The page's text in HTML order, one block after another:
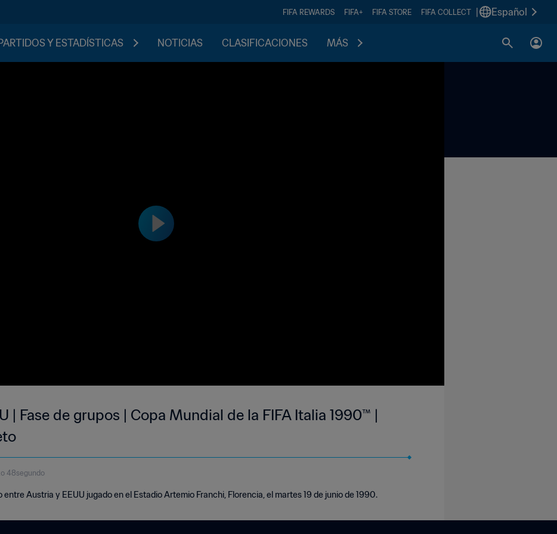
FIFA REWARDS FIFA+ FIFA STORE FIFA COLLECT Español
PARTIDOS Y ESTADÍSTICAS NOTICIAS CLASIFICACIONES MÁS
| Fase de grupos | Copa Mundial de la FIFA Italia 1990™ |
48segundo
Austria y EEUU jugado en el Estadio Artemio Franchi, Florencia, el martes 19 de junio de 1990.